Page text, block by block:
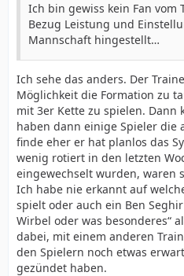
Ich bin gewiss kein Fan vom
Bezug Leistung und
Mannschaft hingestellt…
Ich sehe das anders. Der
Möglichkeit die Formation zu
mit 3er Kette zu spielen.
haben dann einige Spieler die
finde eher er hat planlos das
wenig rotiert in den letzten
eingewechselt wurden, waren
Ich habe nie erkannt auf
spielt oder auch ein Ben
Wirbel oder was besonderes“
dabei, mit einem anderen
den Spielern noch etwas
gezündet haben.